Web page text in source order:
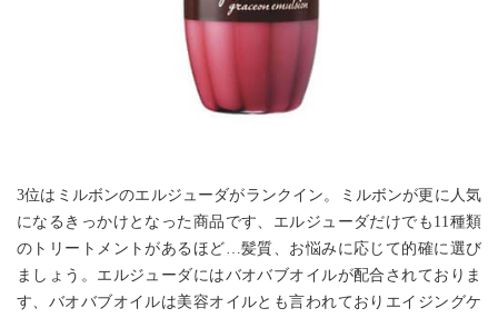
3位はミルボンのエルジューダがランクイン。ミルボンが更に人気
になるきっかけとなった商品です、エルジューダだけでも11種類
のトリートメントがあるほど…髪質、お悩みに応じて的確に選び
ましょう。エルジューダにはバオバブオイルが配合されておりま
す、バオバブオイルは美容オイルとも言われておりエイジングケ